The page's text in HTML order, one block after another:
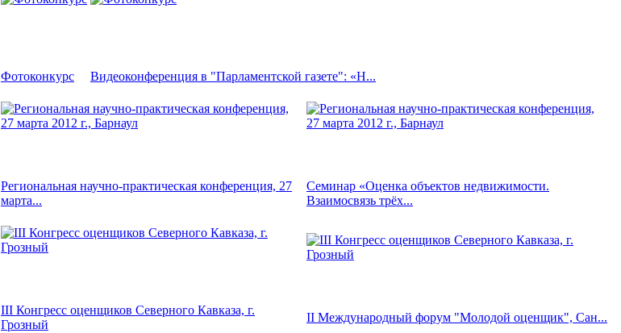
Фотоконкурс Видеоконференция в "Парламентской газете": «Н...
Региональная научно-практическая конференция, 27
марта...
Семинар «Оценка объектов недвижимости.
Взаимосвязь трёх...
III Конгресс оценщиков Северного Кавказа, г.
Грозный
II Международный форум "Молодой оценщик", Сан...